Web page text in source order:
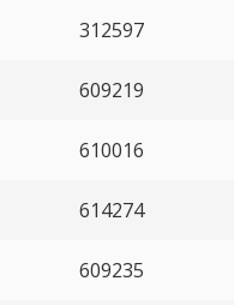
312597
609219
610016
614274
609235